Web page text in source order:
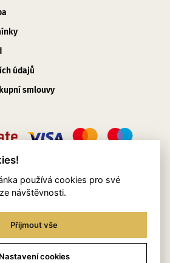
údajů
smlouvy
používá cookies pro své
návštěvnosti.
Přijmout vše
Nastavení cookies